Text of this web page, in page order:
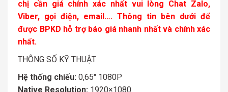
chị cần giá chính xác nhất vui lòng Chat Zalo,
Viber, gọi điện, email…. Thông tin bên dưới để
được BPKD hỗ trợ báo giá nhanh nhất và chính xác
nhất.
THÔNG SỐ KỸ THUẬT
Hệ thống chiếu: 0,65″ 1080P
Native Resolution: 1920×1080